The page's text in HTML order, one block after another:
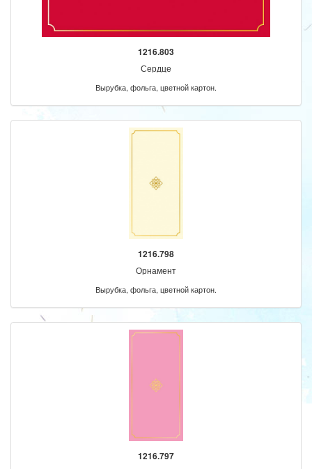
1216.803
Сердце
Вырубка, фольга, цветной картон.
1216.798
Орнамент
Вырубка, фольга, цветной картон.
1216.797